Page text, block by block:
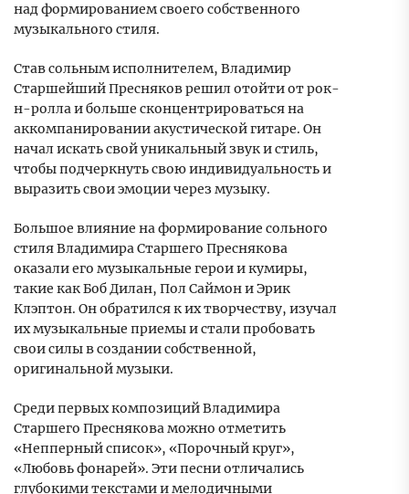
над формированием своего собственного
музыкального стиля.
Став сольным исполнителем, Владимир
Старшейший Пресняков решил отойти от рок-
н-ролла и больше сконцентрироваться на
аккомпанировании акустической гитаре. Он
начал искать свой уникальный звук и стиль,
чтобы подчеркнуть свою индивидуальность и
выразить свои эмоции через музыку.
Большое влияние на формирование сольного
стиля Владимира Старшего Преснякова
оказали его музыкальные герои и кумиры,
такие как Боб Дилан, Пол Саймон и Эрик
Клэптон. Он обратился к их творчеству, изучал
их музыкальные приемы и стали пробовать
свои силы в создании собственной,
оригинальной музыки.
Среди первых композиций Владимира
Старшего Преснякова можно отметить
«Непперный список», «Порочный круг»,
«Любовь фонарей». Эти песни отличались
глубокими текстами и мелодичными